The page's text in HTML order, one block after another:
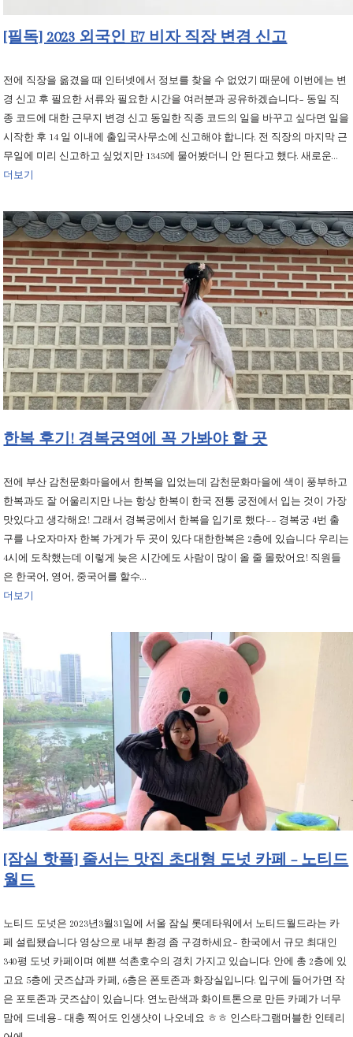
[필독] 2023 외국인 E7 비자 직장 변경 신고
전에 직장을 옮겼을 때 인터넷에서 정보를 찾을 수 없었기 때문에 이번에는 변
경 신고 후 필요한 서류와 필요한 시간을 여러분과 공유하겠습니다~ 동일 직
종 코드에 대한 근무지 변경 신고 동일한 직종 코드의 일을 바꾸고 싶다면 일을
시작한 후 14 일 이내에 출입국사무소에 신고해야 합니다. 전 직장의 마지막 근
무일에 미리 신고하고 싶었지만 1345에 물어봤더니 안 된다고 했다. 새로운…
더보기
한복 후기! 경복궁역에 꼭 가봐야 할 곳
전에 부산 감천문화마을에서 한복을 입었는데 감천문화마을에 색이 풍부하고
한복과도 잘 어울리지만 나는 항상 한복이 한국 전통 궁전에서 입는 것이 가장
맛있다고 생각해요! 그래서 경복궁에서 한복을 입기로 했다~~ 경복궁 4번 출
구를 나오자마자 한복 가게가 두 곳이 있다 대한한복은 2층에 있습니다 우리는
4시에 도착했는데 이렇게 늦은 시간에도 사람이 많이 올 줄 몰랐어요! 직원들
은 한국어, 영어, 중국어를 할수…
더보기
[잠실 핫플] 줄서는 맛집 초대형 도넛 카페 – 노티드
월드
노티드 도넛은 2023년3월31일에 서울 잠실 롯데타워에서 노티드월드라는 카
페 설립됐습니다 영상으로 내부 환경 좀 구경하세요~ 한국에서 규모 최대인
340평 도넛 카페이며 예쁜 석촌호수의 경치 가지고 있습니다. 안에 총 2층에 있
고요 5층에 굿즈샵과 카페, 6층은 폰토존과 화장실입니다. 입구에 들어가면 작
은 포토존과 굿즈샵이 있습니다. 연노란색과 화이트톤으로 만든 카페가 너무
맘에 드네용~ 대충 찍어도 인생샷이 나오네요 ㅎㅎ 인스타그램머블한 인테리